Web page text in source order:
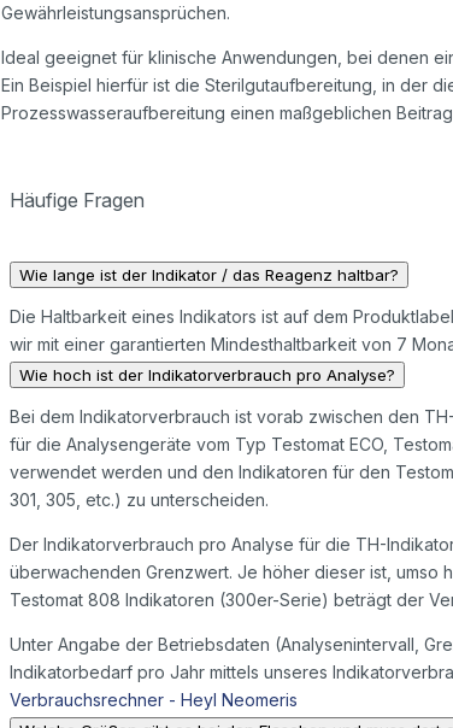
Gewährleistungsansprüchen.
Ideal geeignet für klinische Anwendungen, bei denen
Ein Beispiel hierfür ist die Sterilgutaufbereitung, in der
Prozesswasseraufbereitung einen maßgeblichen
Häufige Fragen
Wie lange ist der Indikator / das Reagenz haltbar?
Die Haltbarkeit eines Indikators ist auf dem
wir mit einer garantierten Mindesthaltbarkeit von 7
Wie hoch ist der Indikatorverbrauch pro Analyse?
Bei dem Indikatorverbrauch ist vorab zwischen den
für die Analysengeräte vom Typ Testomat ECO,
verwendet werden und den Indikatoren für den
301, 305, etc.) zu unterscheiden.
Der Indikatorverbrauch pro Analyse für die TH-
überwachenden Grenzwert. Je höher dieser ist, umso
Testomat 808 Indikatoren (300er-Serie) beträgt der
Unter Angabe der Betriebsdaten (Analysenintervall,
Indikatorbedarf pro Jahr mittels unseres
Verbrauchsrechner - Heyl Neomeris